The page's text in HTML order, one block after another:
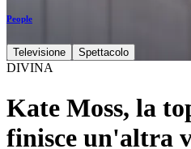
People
Televisione Spettacolo
DIVINA
Kate Moss, la
finisce un'altra